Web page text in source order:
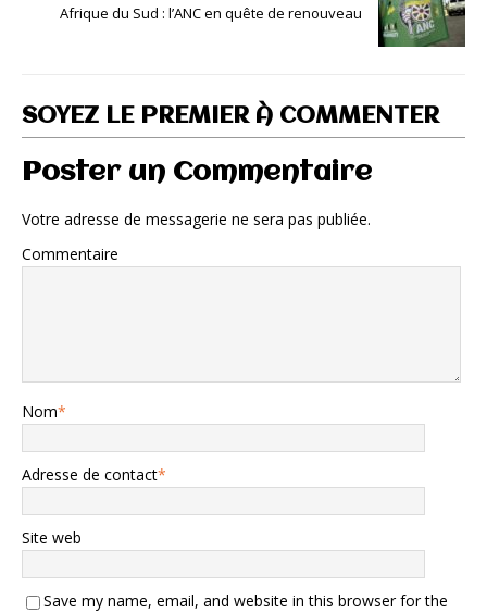
Afrique du Sud : l’ANC en quête de renouveau
SOYEZ LE PREMIER À COMMENTER
Poster un Commentaire
Votre adresse de messagerie ne sera pas publiée.
Commentaire
Nom*
Adresse de contact*
Site web
Save my name, email, and website in this browser for the